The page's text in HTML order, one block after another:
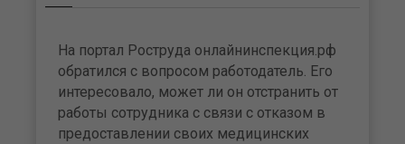
На портал Роструда онлайнинспекция.рф
обратился с вопросом работодатель. Его
интересовало, может ли он отстранить от
работы сотрудника с связи с отказом в
предоставлении своих медицинских